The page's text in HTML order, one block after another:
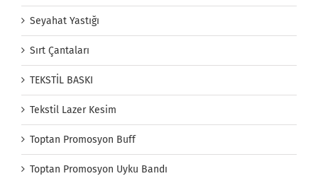
Seyahat Yastığı
Sırt Çantaları
TEKSTİL BASKI
Tekstil Lazer Kesim
Toptan Promosyon Buff
Toptan Promosyon Uyku Bandı